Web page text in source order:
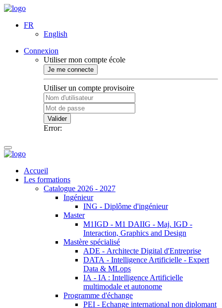
FR
English
Connexion
Utiliser mon compte école
Je me connecte
Utiliser un compte provisoire
Valider
Error:
Accueil
Les formations
Catalogue 2026 - 2027
Ingénieur
ING - Diplôme d'ingénieur
Master
M1IGD - M1 DAIIG - Maj. IGD -
Interaction, Graphics and Design
Mastère spécialisé
ADE - Architecte Digital d'Entreprise
DATA - Intelligence Artificielle - Expert
Data & MLops
IA - IA : Intelligence Artificielle
multimodale et autonome
Programme d'échange
PEI - Echange international non diplomant